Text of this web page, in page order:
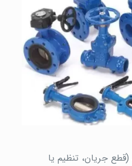
(قطع جریان، تنظیم یا